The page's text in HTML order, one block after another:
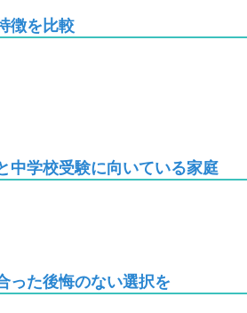
徴を比較
中学校受験に向いている家庭
った後悔のない選択を